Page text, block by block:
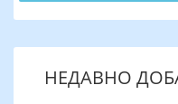
НЕДАВНО